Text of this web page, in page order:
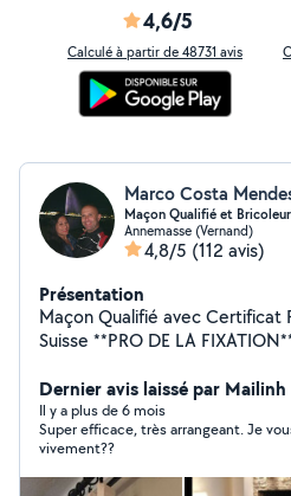
4,6/5
Calculé à partir de 48731 avis
Marco Costa
Maçon Qualifié et Bricoleur
Annemasse (Vernand)
4,8/5 (112 avis)
Présentation
Maçon Qualifié avec Certificat
Suisse **PRO DE LA FIXATION** Je exécute plusieurs
béton/placo * Fixation support
de luminaires * Fixation de ventilateur * Fixation miroir à
Led * Fixation Pare-Baignoire * Etc -------------
ÉQUIPÉ ---------------------- MINUTIEUX, SOIGNEUX ET
PROPRE
Dernier avis laissé par
Il y a plus de 6 mois
Super efficace, très arrangeant. Je
vivement??